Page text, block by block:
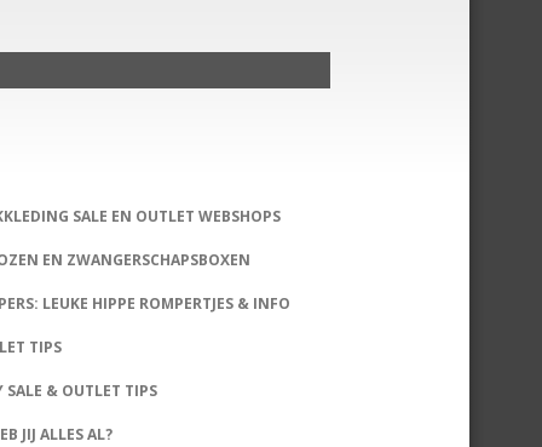
SALE EN OUTLET WEBSHOPS
EN ZWANGERSCHAPSBOXEN
LEUKE HIPPE ROMPERTJES & INFO
TIPS
SALE & OUTLET TIPS
JIJ ALLES AL?